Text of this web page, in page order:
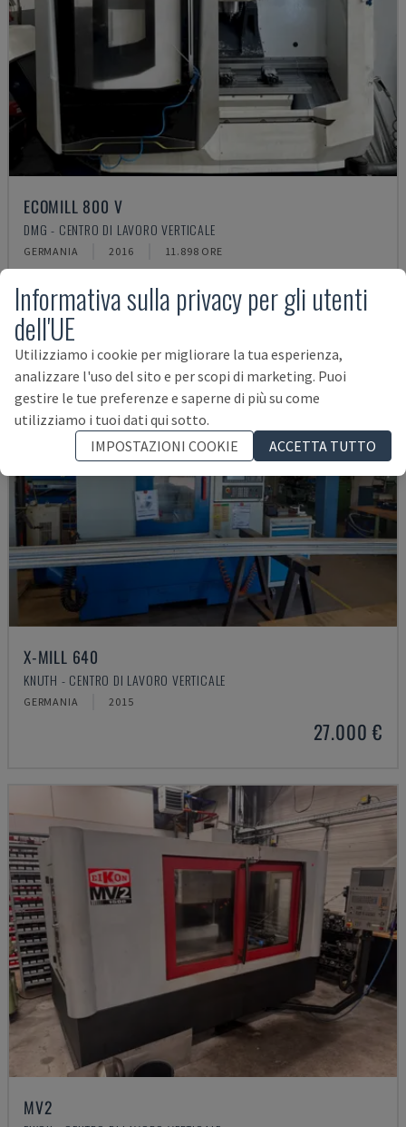
ECOMILL 800 V
DMG - CENTRO DI LAVORO VERTICALE
GERMANIA 2016 11.898 ORE
X-MILL 640
KNUTH - CENTRO DI LAVORO VERTICALE
GERMANIA 2015
27.000 €
MV2
Informativa sulla privacy per gli utenti
dell'UE
Utilizziamo i cookie per migliorare la tua esperienza,
analizzare l'uso del sito e per scopi di marketing. Puoi
gestire le tue preferenze e saperne di più su come
utilizziamo i tuoi dati qui sotto.
IMPOSTAZIONI COOKIE
ACCETTA TUTTO